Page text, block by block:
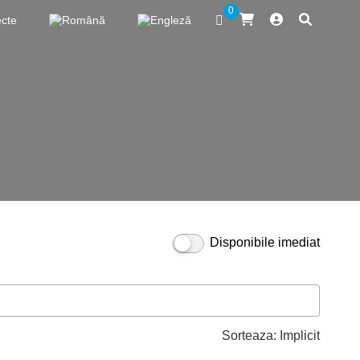
0
Disponibile imediat
Sorteaza: Implicit